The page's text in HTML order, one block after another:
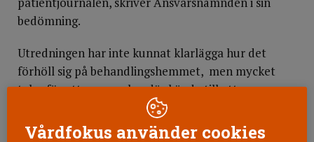
bedömning.
Utredningen har inte kunnat klarlägga hur det
förhöll sig på behandlingshemmet, men mycket
talar för att personalen där kände till att
tvångsvården hade upphört. Fast i patientjournalen
står det inte att patienten fått veta det.
Vårdfokus använder cookies